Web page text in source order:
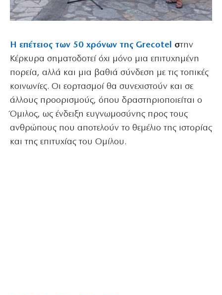
Η επέτειος των 50 χρόνων της Grecotel στην
Κέρκυρα σηματοδοτεί όχι μόνο μια επιτυχημένη
πορεία, αλλά και μια βαθιά σύνδεση με τις τοπικές
κοινωνίες. Οι εορτασμοί θα συνεχιστούν και σε
άλλους προορισμούς, όπου δραστηριοποιείται ο
Όμιλος, ως ένδειξη ευγνωμοσύνης προς τους
ανθρώπους που αποτελούν το θεμέλιο της ιστορίας
και της επιτυχίας του Ομίλου.